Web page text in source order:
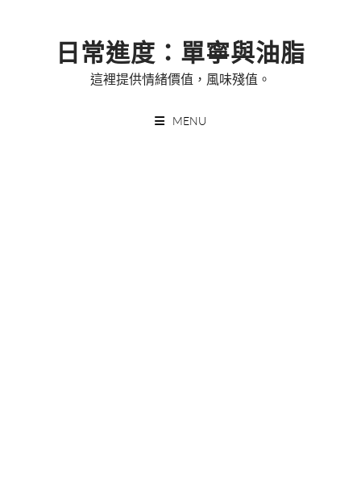
日常進度：單寧與油脂
這裡提供情緒價值，風味殘值。
MENU